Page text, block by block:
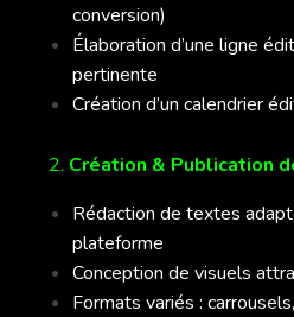
conversion)
Élaboration d’une ligne
pertinente
Création d’un calendrier
2. Création & Publication
Rédaction de textes
plateforme
Conception de visuels
Formats variés :